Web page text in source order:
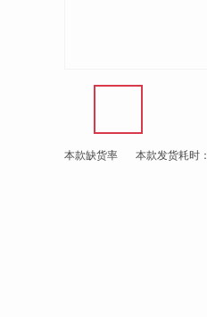
本款缺货率 本款发货耗时：